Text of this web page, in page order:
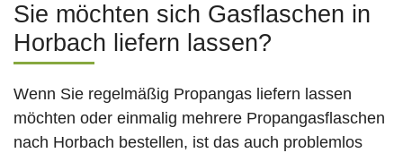
Sie möchten sich Gasflaschen in
Horbach liefern lassen?
Wenn Sie regelmäßig Propangas liefern lassen
möchten oder einmalig mehrere Propangasflaschen
nach Horbach bestellen, ist das auch problemlos